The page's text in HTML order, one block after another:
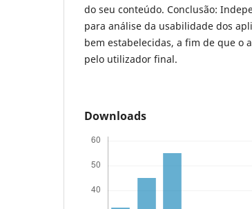
do seu conteúdo. Conclusão:
para análise da usabilidade dos
bem estabelecidas, a fim de que o
pelo utilizador final.
Downloads